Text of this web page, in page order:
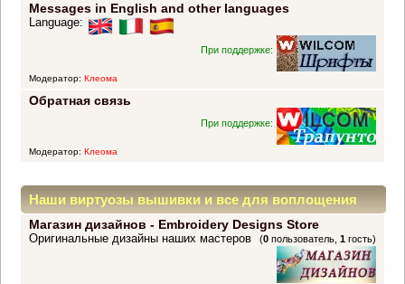
Messages in English and other languages
Language:
При поддержке:
Модератор: Клеома
Обратная связь
При поддержке:
Модератор: Клеома
Наши виртуозы вышивки и все для воплощения
прекрасных идей
Магазин дизайнов - Embroidery Designs Store
(0 пользователь,1 гость)
Оригинальные дизайны наших мастеров